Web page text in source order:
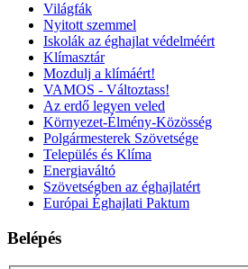
Világfák
Nyitott szemmel
Iskolák az éghajlat védelméért
Klímasztár
Mozdulj a klímáért!
VAMOS - Változtass!
Az erdő legyen veled
Környezet-Élmény-Közösség
Polgármesterek Szövetsége
Település és Klíma
Energiaváltó
Szövetségben az éghajlatért
Európai Éghajlati Paktum
Belépés